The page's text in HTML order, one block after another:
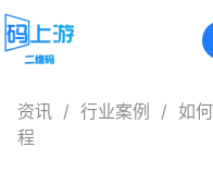
资讯 / 行业案例 / 如
程